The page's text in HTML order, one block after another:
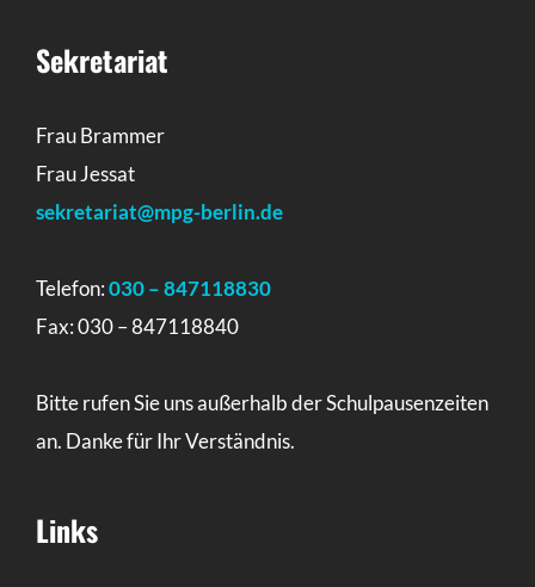
Sekretariat
Frau Brammer
Frau Jessat
sekretariat@mpg-berlin.de
Telefon:030 – 847118830
Fax: 030 – 847118840
Bitte rufen Sie uns außerhalb der Schulpausenzeiten
an. Danke für Ihr Verständnis.
Links